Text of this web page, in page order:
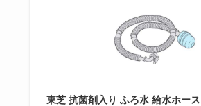
東芝 抗菌剤入り ふろ水 給水ホー